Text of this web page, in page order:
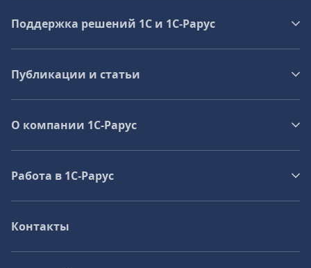
Поддержка решений 1С и 1С‑Рарус
Публикации и статьи
О компании 1C-Рарус
Работа в 1С‑Рарус
Контакты